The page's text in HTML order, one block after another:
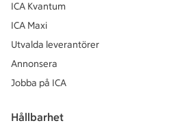
ICA Kvantum
ICA Maxi
Utvalda leverantörer
Annonsera
Jobba på ICA
Hållbarhet